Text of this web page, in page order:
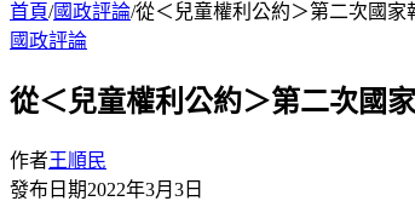
首頁/國政評論/從＜兒童權利公約＞第二次國
國政評論
從＜兒童權利公約＞第二次國
作者王順民
發布日期2022年3月3日